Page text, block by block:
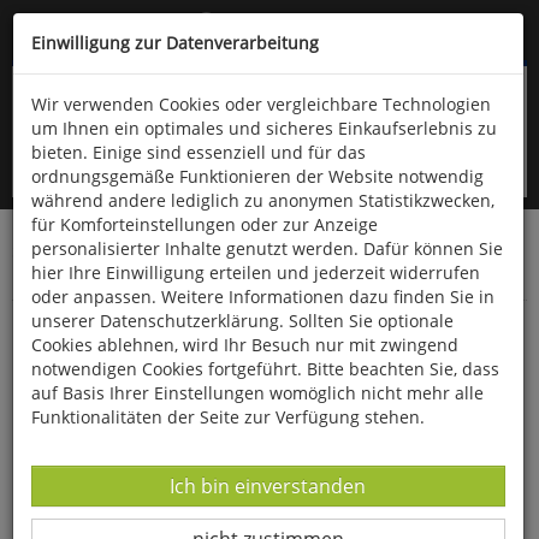
Kompletten Head der Seite überspringen
oder (06766) 9323-960
Startseite Haushalt & Garten
Küche & Haushalt
Diverses
Tablett aus Kirschholz
Einwilligung zur Datenverarbeitung
Wir verwenden Cookies oder vergleichbare Technologien
um Ihnen ein optimales und sicheres Einkaufserlebnis zu
bieten. Einige sind essenziell und für das
ordnungsgemäße Funktionieren der Website notwendig
während andere lediglich zu anonymen Statistikzwecken,
für Komforteinstellungen oder zur Anzeige
personalisierter Inhalte genutzt werden. Dafür können Sie
hier Ihre Einwilligung erteilen und jederzeit widerrufen
oder anpassen. Weitere Informationen dazu finden Sie in
unserer Datenschutzerklärung. Sollten Sie optionale
Cookies ablehnen, wird Ihr Besuch nur mit zwingend
notwendigen Cookies fortgeführt. Bitte beachten Sie, dass
auf Basis Ihrer Einstellungen womöglich nicht mehr alle
Funktionalitäten der Seite zur Verfügung stehen.
Datenverarbeitung -
Ich bin einverstanden